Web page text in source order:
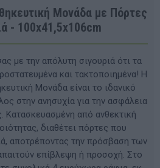
Μονάδα με Πόρτες
- 100x41,5x106cm
με την απόλυτη σιγουριά ότι τα
και τακτοποιημένα! Η
Μονάδα είναι το ιδανικό
στην ανησυχία για την ασφάλεια
Κατασκευασμένη από ανθεκτική
διαθέτει πόρτες που
αποτρέποντας την πρόσβαση των
επίβλεψη ή προσοχή. Στο